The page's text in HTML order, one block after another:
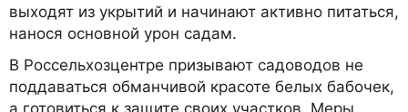
выходят из укрытий и начинают активно питаться,
нанося основной урон садам.
В Россельхозцентре призывают садоводов не
поддаваться обманчивой красоте белых бабочек,
а готовиться к защите своих участков. Меры